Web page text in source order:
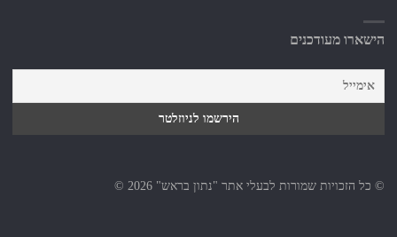
הישארו מעודכנים
© כל הזכויות שמורות לבעלי אתר "נתון בראש" 2026 ©